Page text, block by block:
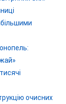
очисних